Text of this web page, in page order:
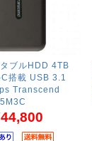
ブルHDD 4TB
搭載 USB 3.1
Transcend